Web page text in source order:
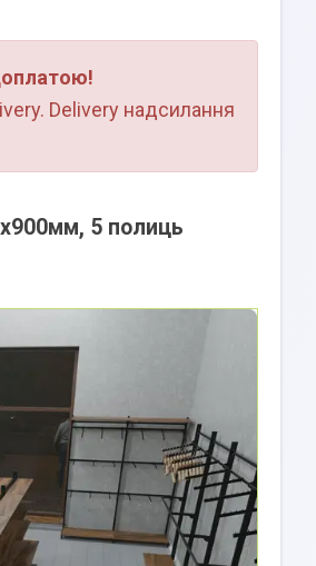
Delivery надсилання
5 полиць